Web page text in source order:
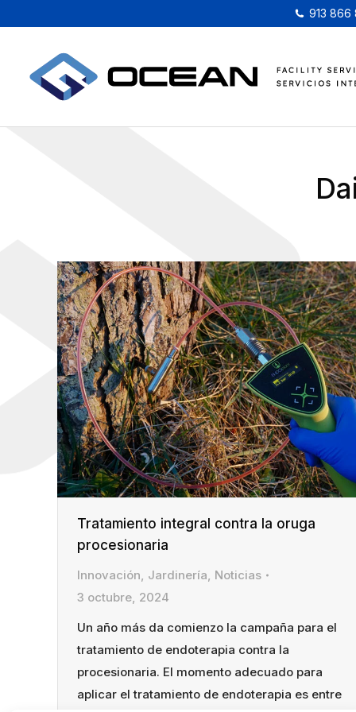
913 866
Tratamiento integral contra la oruga
procesionaria
Innovación, Jardinería, Noticias
3 octubre, 2024
Un año más da comienzo la campaña para el
tratamiento de endoterapia contra la
procesionaria. El momento adecuado para
aplicar el tratamiento de endoterapia es entre